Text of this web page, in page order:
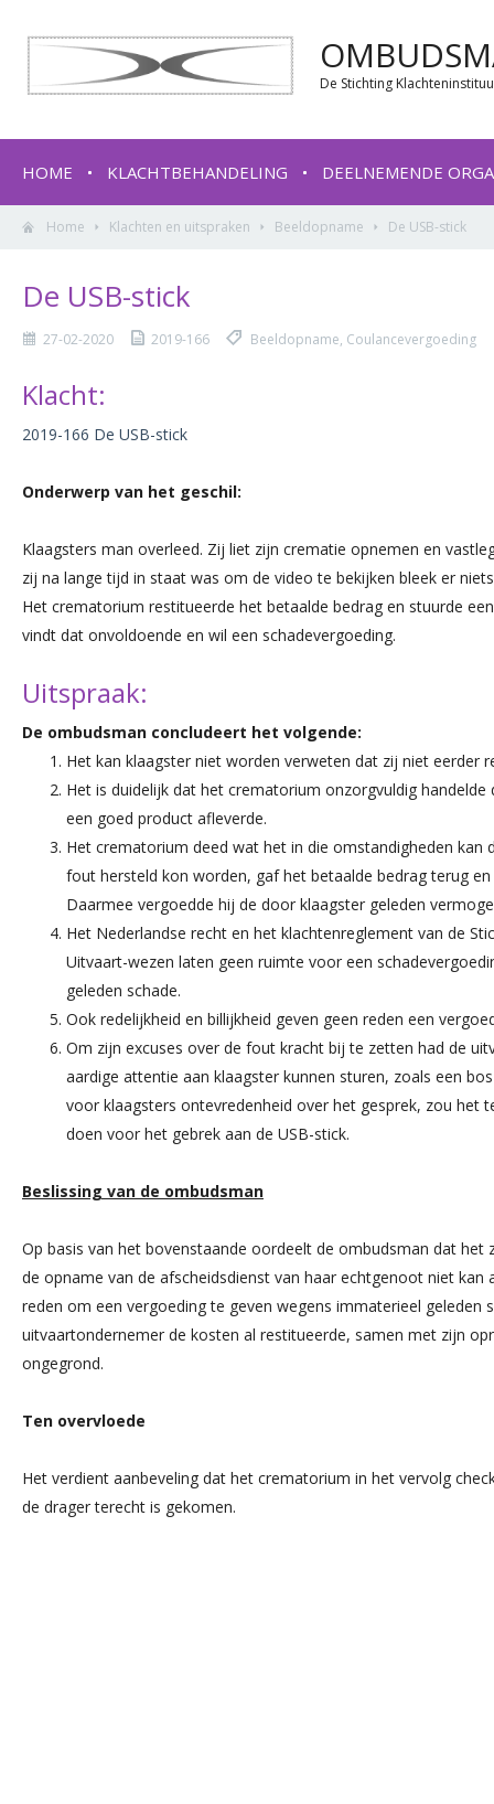
De Stichting
HOME KLACHTBEHANDELING DEELNEMENDE
Home Klachten en uitspraken Beeldopname De USB-stick
De USB-stick
27-02-2020 2019-166 Beeldopname, Coulancevergoeding
Klacht:
2019-166 De USB-stick
Onderwerp van het geschil:
Klaagsters man overleed. Zij liet zijn crematie opnemen en
zij na lange tijd in staat was om de video te bekijken bleek er
Het crematorium restitueerde het betaalde bedrag en stuurde
vindt dat onvoldoende en wil een schadevergoeding.
Uitspraak:
De ombudsman concludeert het volgende:
Het kan klaagster niet worden verweten dat zij niet eerder
Het is duidelijk dat het crematorium onzorgvuldig
een goed product afleverde.
Het crematorium deed wat het in die omstandigheden kan
fout hersteld kon worden, gaf het betaalde bedrag terug
Daarmee vergoedde hij de door klaagster geleden
Het Nederlandse recht en het klachtenreglement van de
Uitvaart-wezen laten geen ruimte voor een
geleden schade.
Ook redelijkheid en billijkheid geven geen reden een
Om zijn excuses over de fout kracht bij te zetten had de
aardige attentie aan klaagster kunnen sturen, zoals een
voor klaagsters ontevredenheid over het gesprek, zou het
doen voor het gebrek aan de USB-stick.
Beslissing van de ombudsman
Op basis van het bovenstaande oordeelt de ombudsman dat het
de opname van de afscheidsdienst van haar echtgenoot niet kan
reden om een vergoeding te geven wegens immaterieel geleden
uitvaartondernemer de kosten al restitueerde, samen met zijn
ongegrond.
Ten overvloede
Het verdient aanbeveling dat het crematorium in het vervolg
de drager terecht is gekomen.